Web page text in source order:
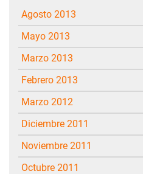
agosto 2013
mayo 2013
marzo 2013
febrero 2013
marzo 2012
diciembre 2011
noviembre 2011
octubre 2011